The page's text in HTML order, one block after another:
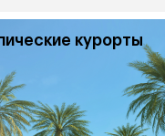
курорты